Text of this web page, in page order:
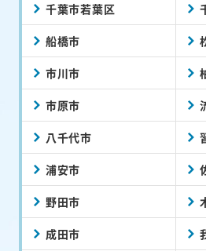
千葉市若葉区
船橋市
市川市
市原市
八千代市
浦安市
野田市
成田市